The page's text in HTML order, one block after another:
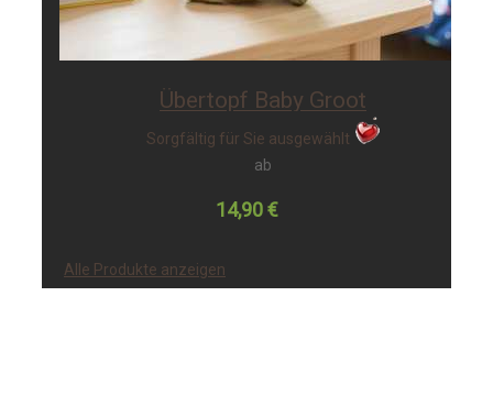
Übertopf Baby Groot
Sorgfältig für Sie ausgewählt
ab
14,90 €
Alle Produkte anzeigen